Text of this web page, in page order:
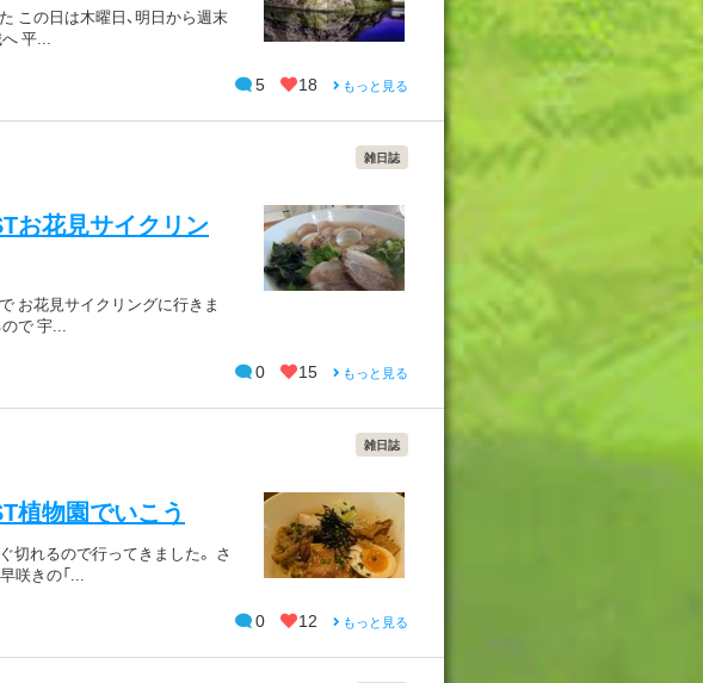
この日は木曜日、明日から週末
平...
5 18 もっと見る
雑日誌
お花見サイクリン
お花見サイクリングに行きま
で 宇...
0 15 もっと見る
雑日誌
植物園でいこう
切れるので行ってきました。 さ
咲きの「...
0 12 もっと見る